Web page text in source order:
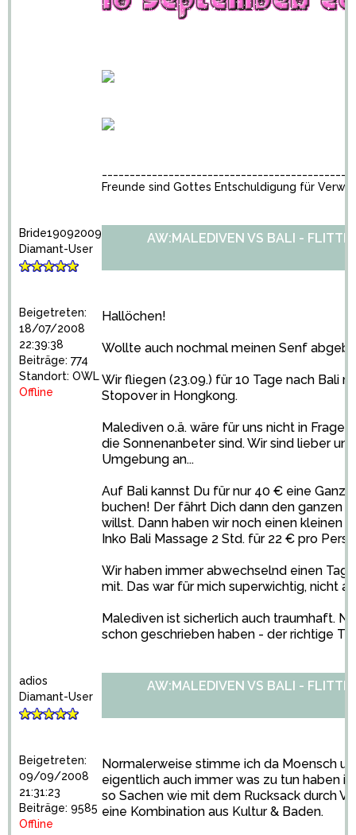
Freunde sind Gottes Entschuldigung für
Bride19092009
Diamant-User
Beigetreten:
18/07/2008
22:39:38
Beiträge: 774
Standort: OWL
Offline
AW:MALEDIVEN VS BALI -
Hallöchen!
Wollte auch nochmal meinen Senf
Wir fliegen (23.09.) für 10 Tage nach Bali
Stopover in Hongkong.
Malediven o.ä. wäre für uns nicht in Frage
die Sonnenanbeter sind. Wir sind lieber
Umgebung an...
Auf Bali kannst Du für nur 40 € eine
buchen! Der fährt Dich dann den ganzen
willst. Dann haben wir noch einen kleinen
Inko Bali Massage 2 Std. für 22 € pro
Wir haben immer abwechselnd einen Tag
mit. Das war für mich superwichtig, nicht
Malediven ist sicherlich auch traumhaft.
schon geschrieben haben - der richtige
adios
Diamant-User
Beigetreten:
09/09/2008
21:31:23
Beiträge: 9585
Offline
AW:MALEDIVEN VS BALI -
Normalerweise stimme ich da Moensch
eigentlich auch immer was zu tun haben
so Sachen wie mit dem Rucksack durch
eine Kombination aus Kultur & Baden.